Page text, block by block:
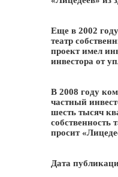
Еще в 2002
театр
проект имел
инвестора от
В 2008 году
частный
шесть тысяч
собственность
просит
Дата